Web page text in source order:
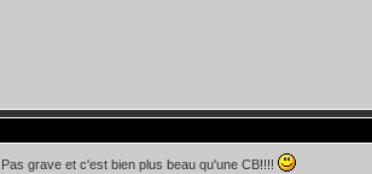
Pas grave et c'est bien plus beau qu'une CB!!!!